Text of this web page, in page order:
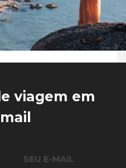
viagem em
SEU E-MAIL